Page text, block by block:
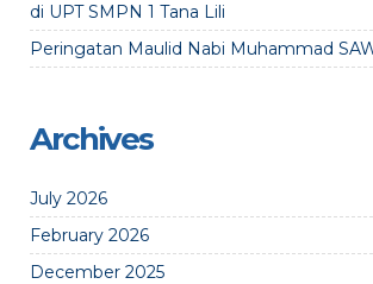
di UPT SMPN 1 Tana Lili
Peringatan Maulid Nabi Muhammad
Archives
July 2026
February 2026
December 2025